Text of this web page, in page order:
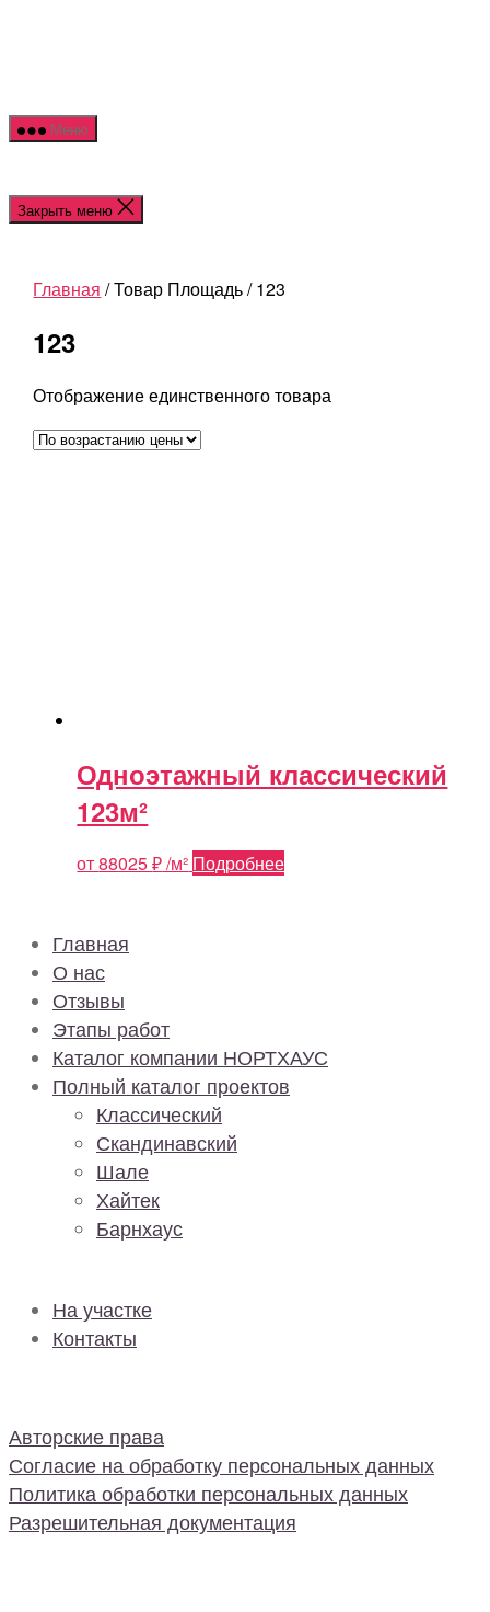
Меню
Закрыть меню
Главная / Товар Площадь / 123
123
Отображение единственного товара
Одноэтажный классический
123м²
от88025₽/м² Подробнее
Главная
О нас
Отзывы
Этапы работ
Каталог компании НОРТХАУС
Полный каталог проектов
Классический
Скандинавский
Шале
Хайтек
Барнхаус
На участке
Контакты
Авторские права
Согласие на обработку персональных данных
Политика обработки персональных данных
Разрешительная документация